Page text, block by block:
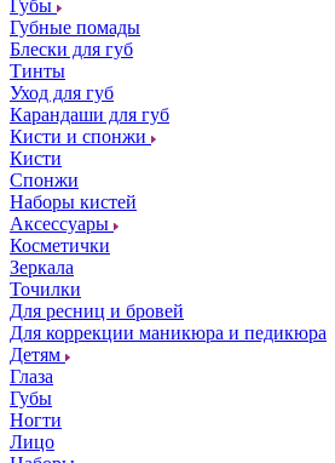
Губы
Губные помады
Блески для губ
Тинты
Уход для губ
Карандаши для губ
Кисти и спонжи
Кисти
Спонжи
Наборы кистей
Аксессуары
Косметички
Зеркала
Точилки
Для ресниц и бровей
Для коррекции маникюра и педикюра
Детям
Глаза
Губы
Ногти
Лицо